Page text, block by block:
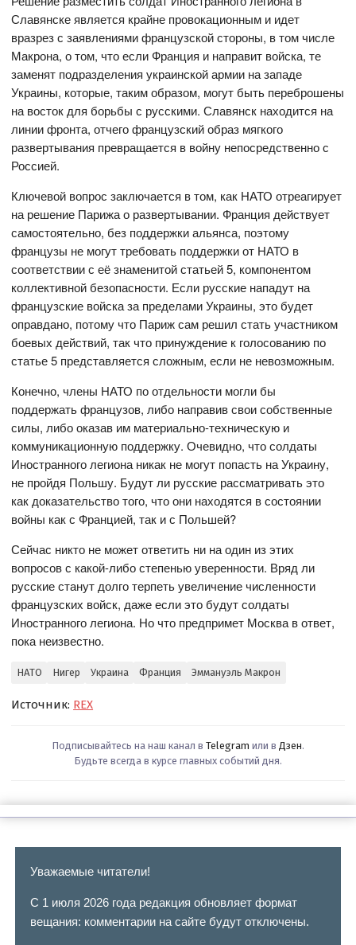
Славянске является крайне провокационным и идет
вразрез с заявлениями французской стороны, в том числе
Макрона, о том, что если Франция и направит войска, те
заменят подразделения украинской армии на западе
Украины, которые, таким образом, могут быть переброшены
на восток для борьбы с русскими. Славянск находится на
линии фронта, отчего французский образ мягкого
развертывания превращается в войну непосредственно с
Россией.
Ключевой вопрос заключается в том, как НАТО отреагирует
на решение Парижа о развертывании. Франция действует
самостоятельно, без поддержки альянса, поэтому
французы не могут требовать поддержки от НАТО в
соответствии с её знаменитой статьей 5, компонентом
коллективной безопасности. Если русские нападут на
французские войска за пределами Украины, это будет
оправдано, потому что Париж сам решил стать участником
боевых действий, так что принуждение к голосованию по
статье 5 представляется сложным, если не невозможным.
Конечно, члены НАТО по отдельности могли бы
поддержать французов, либо направив свои собственные
силы, либо оказав им материально-техническую и
коммуникационную поддержку. Очевидно, что солдаты
Иностранного легиона никак не могут попасть на Украину,
не пройдя Польшу. Будут ли русские рассматривать это
как доказательство того, что они находятся в состоянии
войны как с Францией, так и с Польшей?
Сейчас никто не может ответить ни на один из этих
вопросов с какой-либо степенью уверенности. Вряд ли
русские станут долго терпеть увеличение численности
французских войск, даже если это будут солдаты
Иностранного легиона. Но что предпримет Москва в ответ,
пока неизвестно.
НАТО Нигер Украина Франция Эммануэль Макрон
Источник: REX
Подписывайтесь на наш канал в Telegram или в Дзен.
Будьте всегда в курсе главных событий дня.
Уважаемые читатели!
С 1 июля 2026 года редакция обновляет формат
вещания: комментарии на сайте будут отключены.